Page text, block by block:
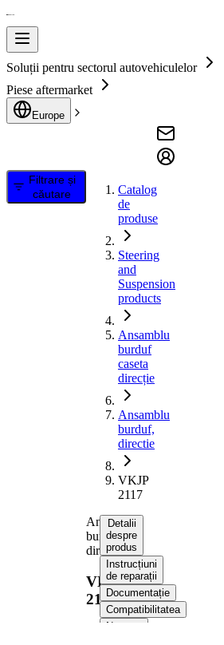
Soluții pentru sectorul autovehiculelor
Piese aftermarket
Europe
Filtrare și
căutare
Catalog
de
produse
Steering
and
Suspension
products
Ansamblu
burduf
caseta
direcție
Ansamblu
burduf,
directie
VKJP
2117
Ansamblu
burduf,
directie
VKJP
2117
Detalii
despre
produs
Instrucțiuni
de reparații
Documentație
Compatibilitatea
Numere